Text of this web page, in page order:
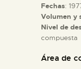
Fechas:
Volumen y
Nivel de
compuesta
Área de